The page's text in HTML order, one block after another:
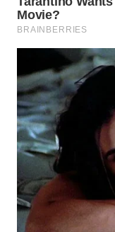
NEWS
WAHANA
TANI
WAHANA
ADVOKAT
WAHANA
INFRASTRUKTUR
KONSUMEN